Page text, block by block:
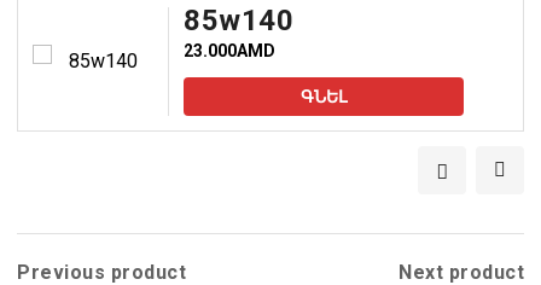
85w140
23.000AMD
ԳՆԵԼ
Previous product Next product